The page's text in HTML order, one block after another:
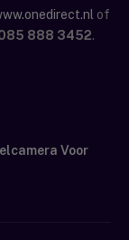
of
888 3452.
Voor